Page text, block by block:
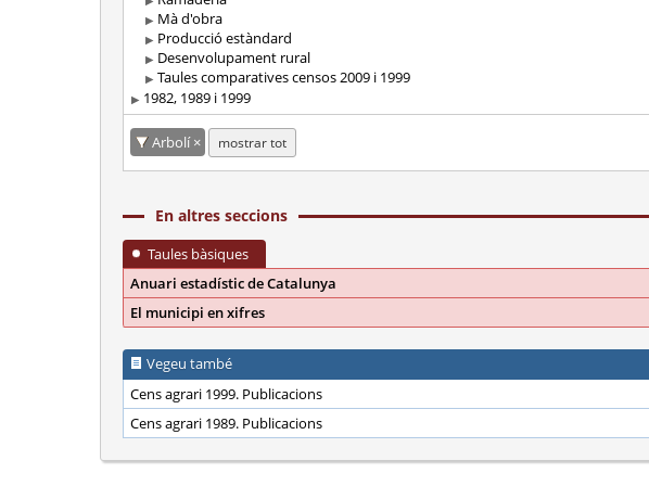
Mà d'obra
Producció estàndard
Desenvolupament rural
Taules comparatives censos 2009 i 1999
1982, 1989 i 1999
Arbolí mostrar tot
En altres seccions
Taules bàsiques
Anuari estadístic de Catalunya
El municipi en xifres
Vegeu també
Cens agrari 1999. Publicacions
Cens agrari 1989. Publicacions